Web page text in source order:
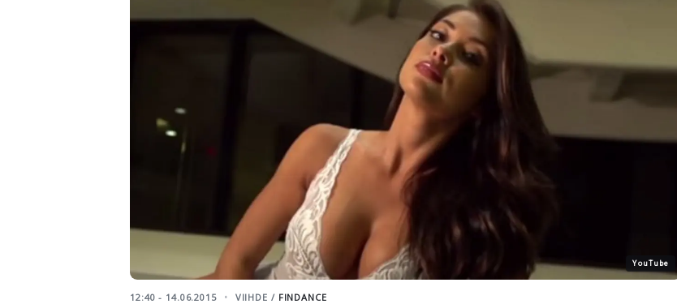
YouTube
12:40 - 14.06.2015 VIIHDE / FINDANCE